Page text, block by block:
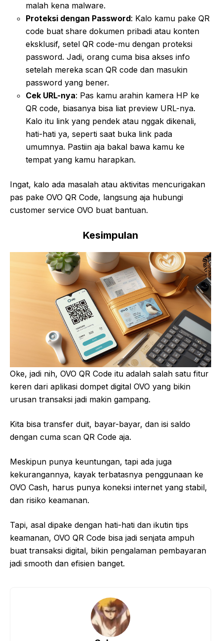
malah kena malware.
Proteksi dengan Password: Kalo kamu pake QR
code buat share dokumen pribadi atau konten
eksklusif, setel QR code-mu dengan proteksi
password. Jadi, orang cuma bisa akses info
setelah mereka scan QR code dan masukin
password yang bener.
Cek URL-nya: Pas kamu arahin kamera HP ke
QR code, biasanya bisa liat preview URL-nya.
Kalo itu link yang pendek atau nggak dikenali,
hati-hati ya, seperti saat buka link pada
umumnya. Pastiin aja bakal bawa kamu ke
tempat yang kamu harapkan.
Ingat, kalo ada masalah atau aktivitas mencurigakan
pas pake OVO QR Code, langsung aja hubungi
customer service OVO buat bantuan.
Kesimpulan
Oke, jadi nih, OVO QR Code itu adalah salah satu fitur
keren dari aplikasi dompet digital OVO yang bikin
urusan transaksi jadi makin gampang.
Kita bisa transfer duit, bayar-bayar, dan isi saldo
dengan cuma scan QR Code aja.
Meskipun punya keuntungan, tapi ada juga
kekurangannya, kayak terbatasnya penggunaan ke
OVO Cash, harus punya koneksi internet yang stabil,
dan risiko keamanan.
Tapi, asal dipake dengan hati-hati dan ikutin tips
keamanan, OVO QR Code bisa jadi senjata ampuh
buat transaksi digital, bikin pengalaman pembayaran
jadi smooth dan efisien banget.